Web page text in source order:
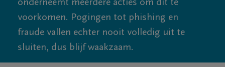
onderneemt meerdere acties om dit te
voorkomen. Pogingen tot phishing en
fraude vallen echter nooit volledig uit te
sluiten, dus blijf waakzaam.